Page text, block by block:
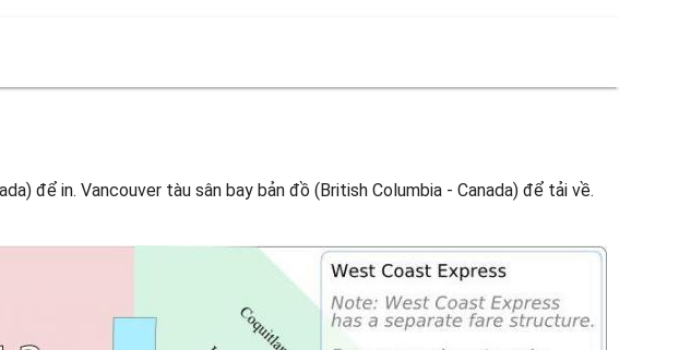
để in. Vancouver tàu sân bay bản đồ (British Columbia - Canada) để tải về.